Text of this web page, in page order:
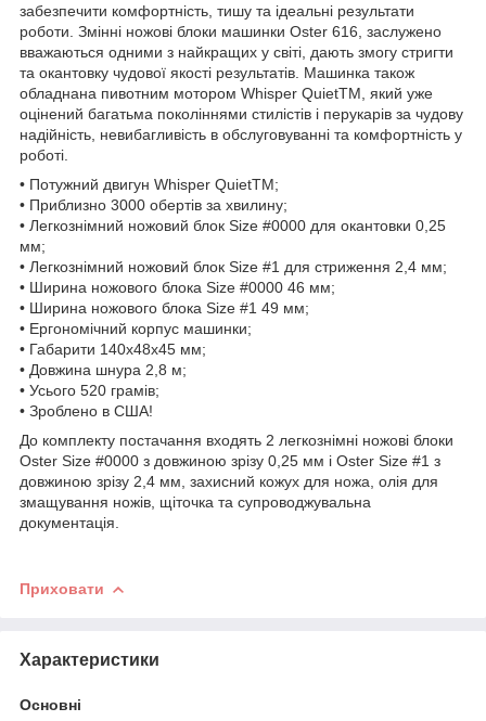
забезпечити комфортність, тишу та ідеальні результати
роботи. Змінні ножові блоки машинки Oster 616, заслужено
вважаються одними з найкращих у світі, дають змогу стригти
та окантовку чудової якості результатів. Машинка також
обладнана пивотним мотором Whisper QuietTM, який уже
оцінений багатьма поколіннями стилістів і перукарів за чудову
надійність, невибагливість в обслуговуванні та комфортність у
роботі.
• Потужний двигун Whisper QuietTM;
• Приблизно 3000 обертів за хвилину;
• Легкознімний ножовий блок Size #0000 для окантовки 0,25
мм;
• Легкознімний ножовий блок Size #1 для стриження 2,4 мм;
• Ширина ножового блока Size #0000 46 мм;
• Ширина ножового блока Size #1 49 мм;
• Ергономічний корпус машинки;
• Габарити 140х48х45 мм;
• Довжина шнура 2,8 м;
• Усього 520 грамів;
• Зроблено в США!
До комплекту постачання входять 2 легкознімні ножові блоки
Oster Size #0000 з довжиною зрізу 0,25 мм і Oster Size #1 з
довжиною зрізу 2,4 мм, захисний кожух для ножа, олія для
змащування ножів, щіточка та супроводжувальна
документація.
Приховати
Характеристики
Основні